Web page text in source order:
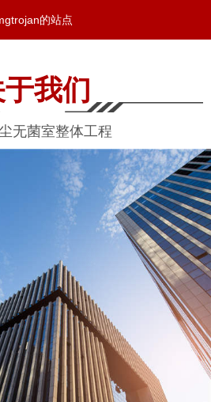
的站点
我们
无菌室整体工程